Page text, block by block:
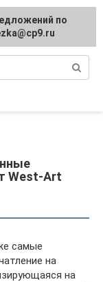
West-Art
самые
на
на
по